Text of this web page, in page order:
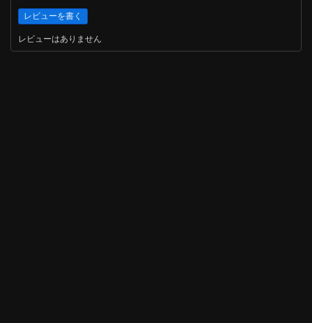
レビューはありません